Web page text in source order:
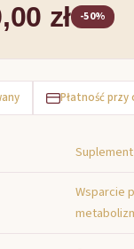
zł -50%
Płatność przy
Wsparcie